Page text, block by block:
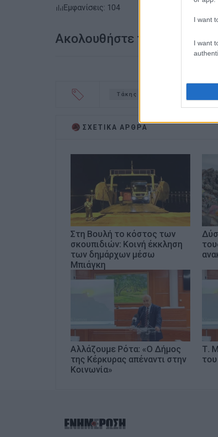
I want
I want
Εμφανίσεις: 104
Ακολουθήστε το enimerosi
Τάκης Μεταλληνός
ΣΧΕΤΙΚA AΡΘΡΑ
Στη Βουλή το κόστος των
σκουπιδιών: Κοινή έκκληση
των δημάρχων μέσω
Μπιάγκη
Αλλάζουμε Ρότα: «Ο Δήμος
της Κέρκυρας απέναντι στην
Κοινωνία»
Τ.